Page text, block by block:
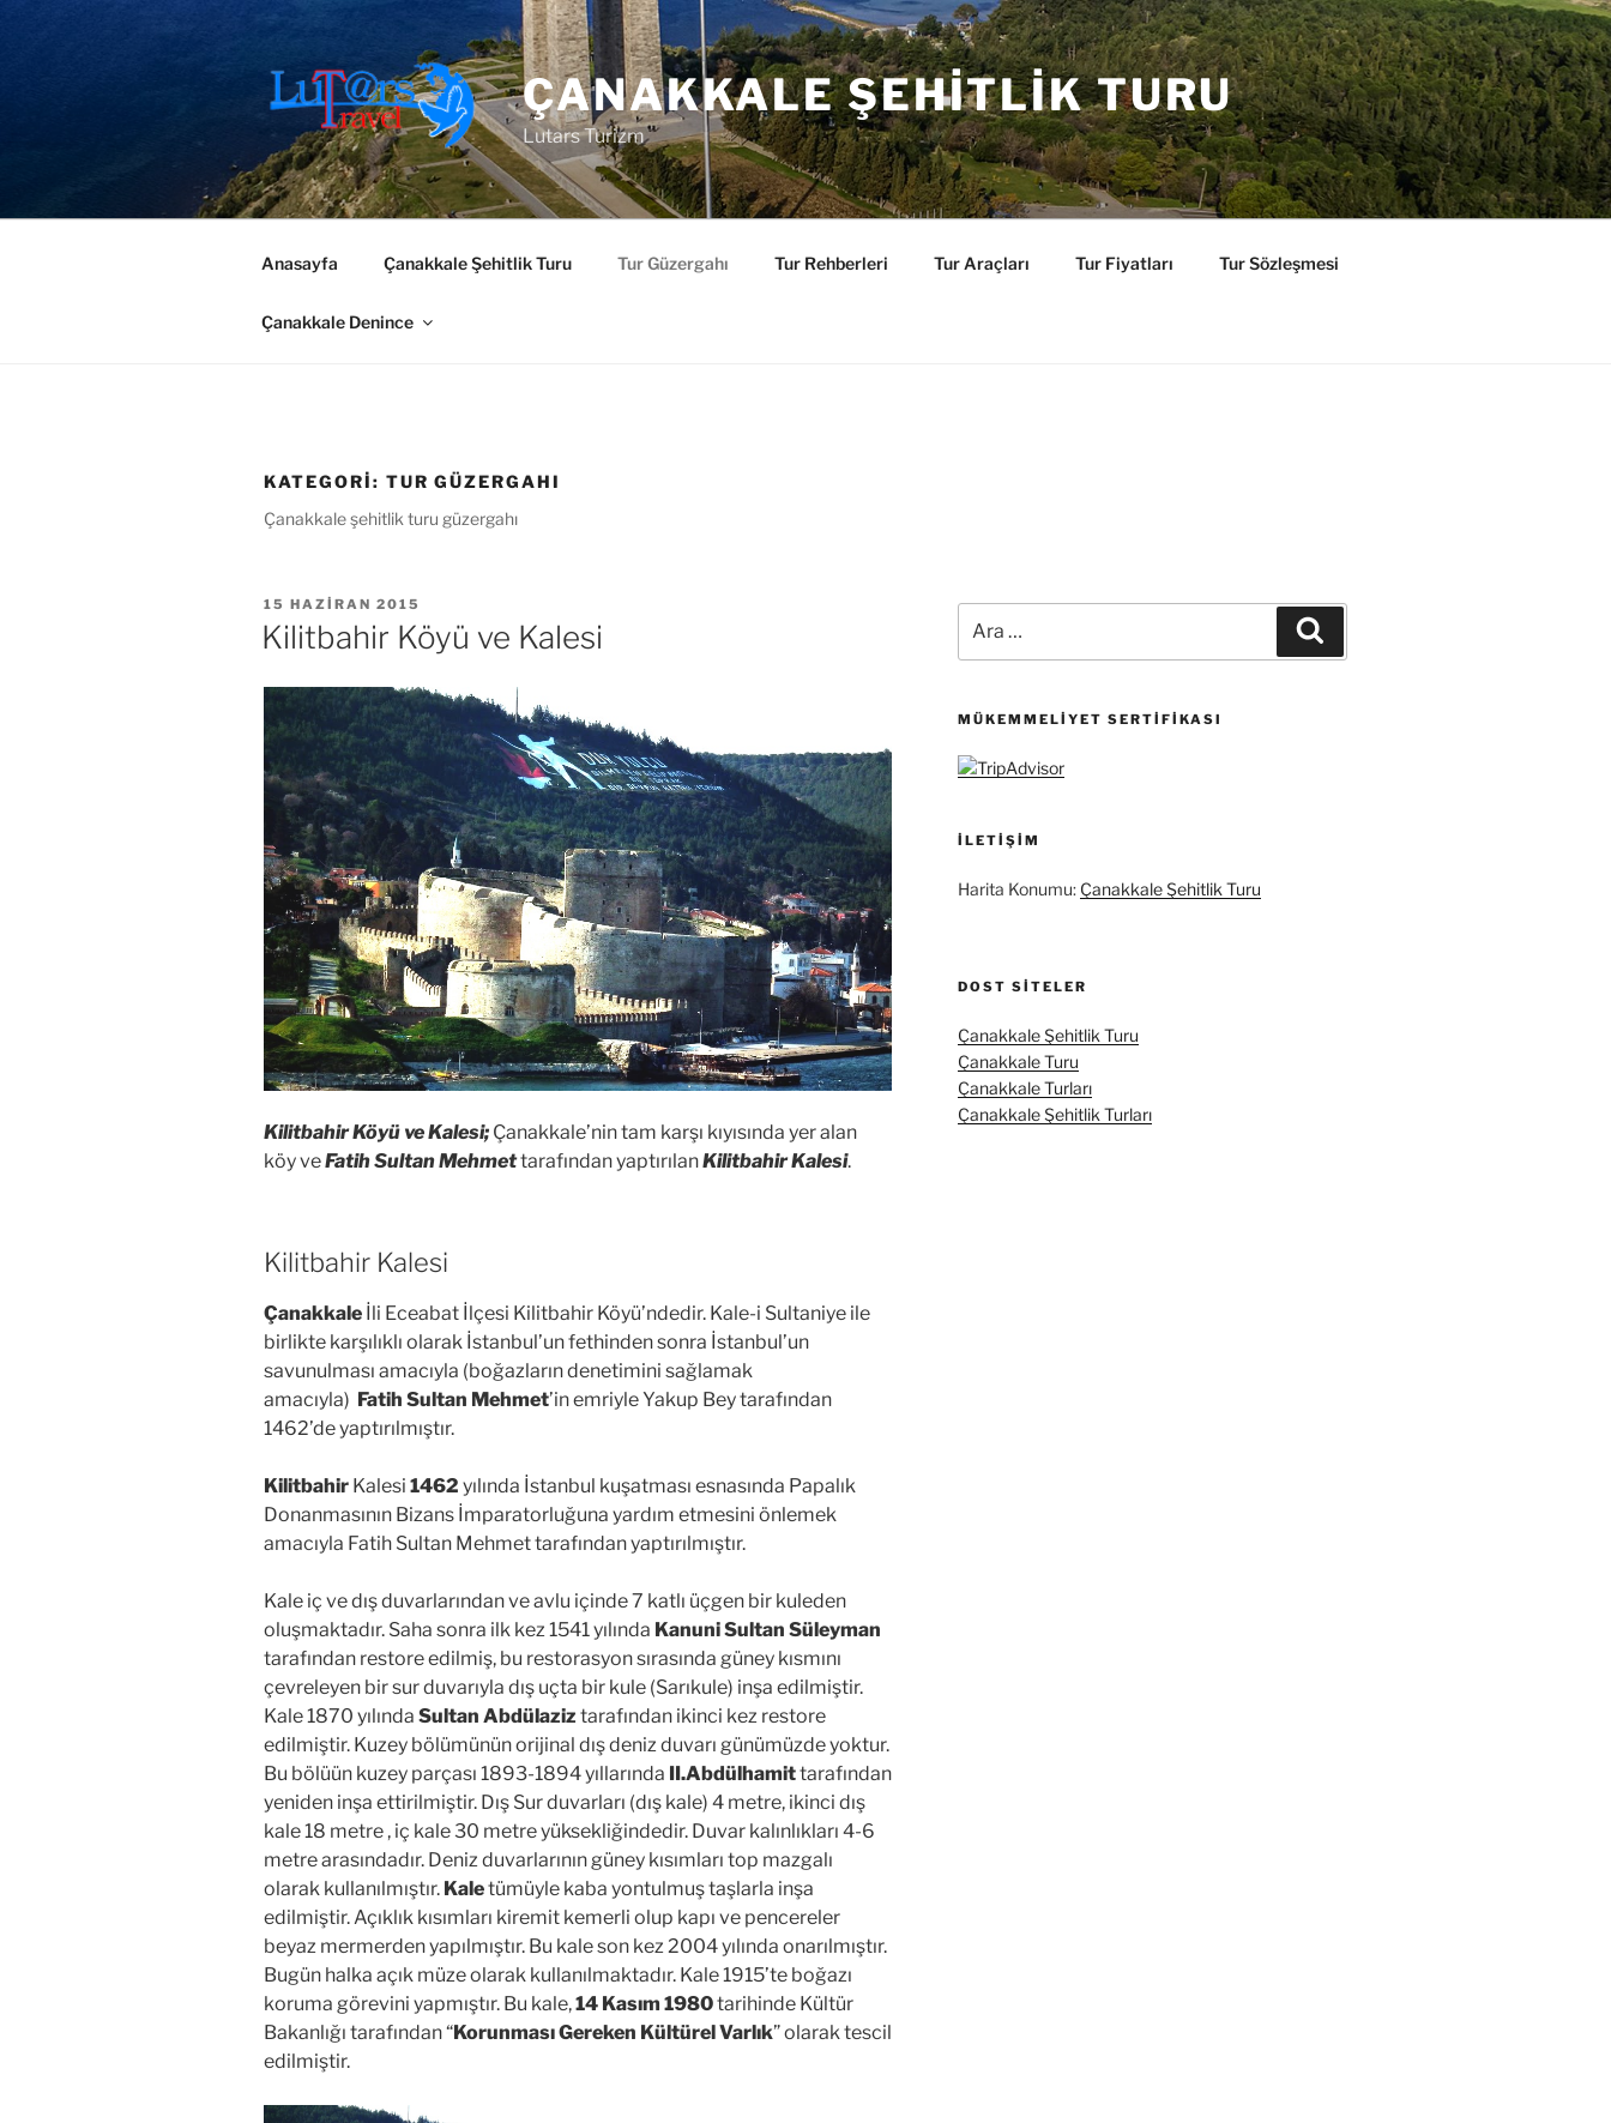
ÇANAKKALE ŞEHITLIK TURU
Lutars Turizm
Anasayfa Çanakkale Şehitlik Turu Tur Güzergahı Tur Rehberleri Tur Araçları Tur Fiyatları Tur Sözleşmesi
Çanakkale Denince
KATEGORI: TUR GÜZERGAHI
Çanakkale şehitlik turu güzergahı
YAYIM
TARIHI
15 HAZIRAN 2015
Kilitbahir Köyü ve Kalesi
Kilitbahir Köyü ve Kalesi; Çanakkale’nin tam karşı kıyısında yer alan
köy veFatih Sultan Mehmettarafından yaptırılanKilitbahir Kalesi.
Kilitbahir Kalesi
Çanakkale İli Eceabat İlçesi Kilitbahir Köyü’ndedir. Kale-i Sultaniye ile
birlikte karşılıklı olarak İstanbul’un fethinden sonra İstanbul’un
savunulması amacıyla (boğazların denetimini sağlamak
amacıyla) Fatih Sultan Mehmet’in emriyle Yakup Bey tarafından
1462’de yaptırılmıştır.
Kilitbahir Kalesi 1462 yılında İstanbul kuşatması esnasında Papalık
Donanmasının Bizans İmparatorluğuna yardım etmesini önlemek
amacıyla Fatih Sultan Mehmet tarafından yaptırılmıştır.
Kale iç ve dış duvarlarından ve avlu içinde 7 katlı üçgen bir kuleden
oluşmaktadır. Saha sonra ilk kez 1541 yılında Kanuni Sultan Süleyman
tarafından restore edilmiş, bu restorasyon sırasında güney kısmını
çevreleyen bir sur duvarıyla dış uçta bir kule (Sarıkule) inşa edilmiştir.
Kale 1870 yılında Sultan Abdülaziz tarafından ikinci kez restore
edilmiştir. Kuzey bölümünün orijinal dış deniz duvarı günümüzde yoktur.
Bu bölüün kuzey parçası 1893-1894 yıllarında II.Abdülhamittarafından
yeniden inşa ettirilmiştir. Dış Sur duvarları (dış kale) 4 metre, ikinci dış
kale 18 metre , iç kale 30 metre yüksekliğindedir. Duvar kalınlıkları 4-6
metre arasındadır. Deniz duvarlarının güney kısımları top mazgalı
olarak kullanılmıştır. Kaletümüyle kaba yontulmuş taşlarla inşa
edilmiştir. Açıklık kısımları kiremit kemerli olup kapı ve pencereler
beyaz mermerden yapılmıştır. Bu kale son kez 2004 yılında onarılmıştır.
Bugün halka açık müze olarak kullanılmaktadır. Kale 1915’te boğazı
koruma görevini yapmıştır. Bu kale,14 Kasım 1980tarihinde Kültür
Bakanlığı tarafından “Korunması Gereken Kültürel Varlık” olarak tescil
edilmiştir.
MÜKEMMELIYET SERTIFIKASI
İLETIŞIM
Harita Konumu: Çanakkale Şehitlik Turu
DOST SITELER
Çanakkale Şehitlik Turu
Çanakkale Turu
Çanakkale Turları
Çanakkale Şehitlik Turları